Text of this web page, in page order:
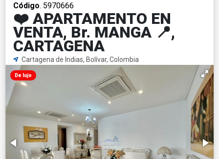
Código. 5970666
❤️ APARTAMENTO EN
VENTA, Br. MANGA 📍,
CARTAGENA
Cartagena de Indias, Bolívar, Colombia
De lujo